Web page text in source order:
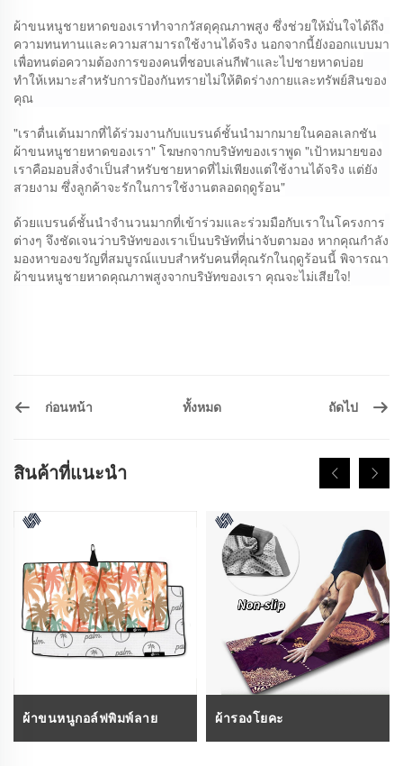
ผ้าขนหนูชายหาดของเราทำจากวัสดุคุณภาพสูง ซึ่งช่วยให้มั่นใจได้ถึง
ความทนทานและความสามารถใช้งานได้จริง นอกจากนี้ยังออกแบบมา
เพื่อทนต่อความต้องการของคนที่ชอบเล่นกีฬาและไปชายหาดบ่อย
ทำให้เหมาะสำหรับการป้องกันทรายไม่ให้ติดร่างกายและทรัพย์สินของ
คุณ
"เราตื่นเต้นมากที่ได้ร่วมงานกับแบรนด์ชั้นนำมากมายในคอลเลกชัน
ผ้าขนหนูชายหาดของเรา" โฆษกจากบริษัทของเราพูด "เป้าหมายของ
เราคือมอบสิ่งจำเป็นสำหรับชายหาดที่ไม่เพียงแต่ใช้งานได้จริง แต่ยัง
สวยงาม ซึ่งลูกค้าจะรักในการใช้งานตลอดฤดูร้อน"
ด้วยแบรนด์ชั้นนำจำนวนมากที่เข้าร่วมและร่วมมือกับเราในโครงการ
ต่างๆ จึงชัดเจนว่าบริษัทของเราเป็นบริษัทที่น่าจับตามอง หากคุณกำลัง
มองหาของขวัญที่สมบูรณ์แบบสำหรับคนที่คุณรักในฤดูร้อนนี้ พิจารณา
ผ้าขนหนูชายหาดคุณภาพสูงจากบริษัทของเรา คุณจะไม่เสียใจ!
ก่อนหน้า ทั้งหมด ถัดไป
สินค้าที่แนะนำ
ผ้าขนหนูกอล์ฟพิมพ์ลาย ผ้ารองโยคะ